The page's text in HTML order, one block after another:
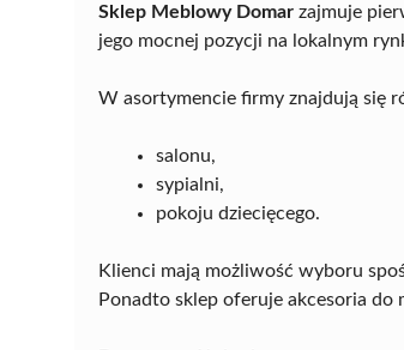
Sklep Meblowy Domar zajmuje
jego mocnej pozycji na lokalnym
W asortymencie firmy znajdują się
salonu,
sypialni,
pokoju dziecięcego.
Klienci mają możliwość wyboru
Ponadto sklep oferuje akcesoria do